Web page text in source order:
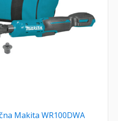
Makita WR100DWA